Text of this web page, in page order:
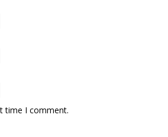
time I comment.